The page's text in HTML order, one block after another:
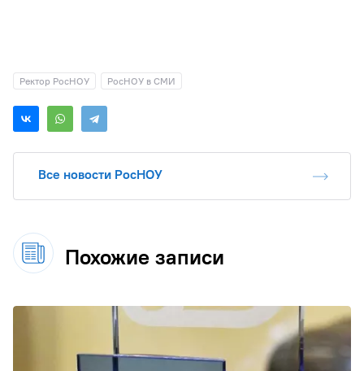
Ректор РосНОУ РосНОУ в СМИ
Все новости РосНОУ
Похожие записи